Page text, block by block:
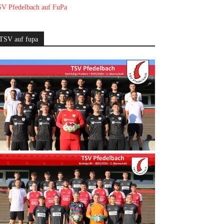
Pfedelbach auf FuPa
auf fupa